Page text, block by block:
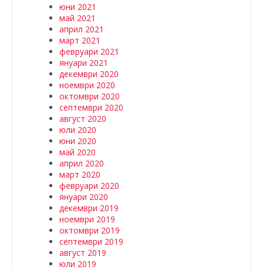
юни 2021
май 2021
април 2021
март 2021
февруари 2021
януари 2021
декември 2020
ноември 2020
октомври 2020
септември 2020
август 2020
юли 2020
юни 2020
май 2020
април 2020
март 2020
февруари 2020
януари 2020
декември 2019
ноември 2019
октомври 2019
септември 2019
август 2019
юли 2019